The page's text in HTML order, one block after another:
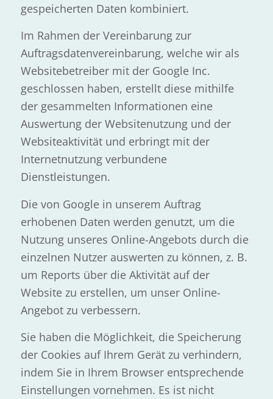
gespeicherten Daten kombiniert.
Im Rahmen der Vereinbarung zur
Auftragsdatenvereinbarung, welche wir als
Websitebetreiber mit der Google Inc.
geschlossen haben, erstellt diese mithilfe
der gesammelten Informationen eine
Auswertung der Websitenutzung und der
Websiteaktivität und erbringt mit der
Internetnutzung verbundene
Dienstleistungen.
Die von Google in unserem Auftrag
erhobenen Daten werden genutzt, um die
Nutzung unseres Online-Angebots durch die
einzelnen Nutzer auswerten zu können, z. B.
um Reports über die Aktivität auf der
Website zu erstellen, um unser Online-
Angebot zu verbessern.
Sie haben die Möglichkeit, die Speicherung
der Cookies auf Ihrem Gerät zu verhindern,
indem Sie in Ihrem Browser entsprechende
Einstellungen vornehmen. Es ist nicht